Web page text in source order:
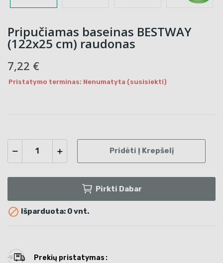
Pripučiamas baseinas BESTWAY
(122x25 cm) raudonas
7,22 €
Pristatymo terminas: Nenumatyta (susisiekti)
Pridėti Į Krepšelį
Pirkti Dabar
 Išparduota: 0 vnt.
Prekių pristatymas